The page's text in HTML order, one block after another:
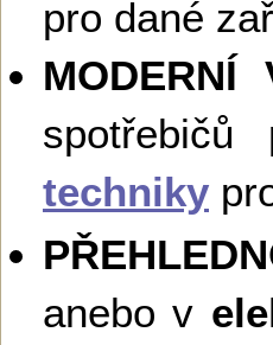
pro dané
MODERNÍ
techniky
anebo v